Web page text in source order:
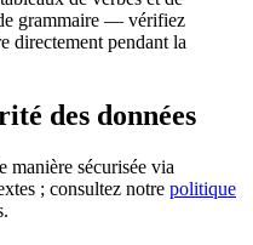
grammaire — vérifiez
directement pendant la
des données
manière sécurisée via
; consultez notre politique